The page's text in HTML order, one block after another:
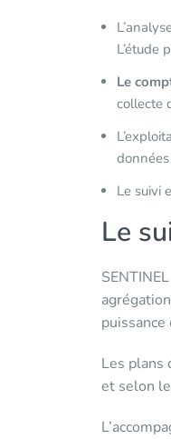
L’étude
Le
collecte
Le suivi
Le
Les plans
et selon